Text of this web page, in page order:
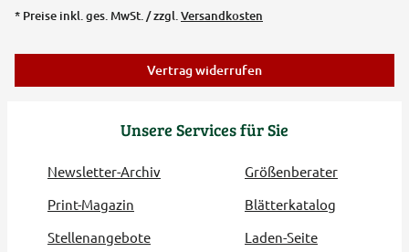
Unsere Services für Sie
Newsletter-Archiv
Größenberater
Print-Magazin
Blätterkatalog
Stellenangebote
Laden-Seite
* Preise inkl. ges. MwSt. / zzgl.Versandkosten
Vertrag widerrufen